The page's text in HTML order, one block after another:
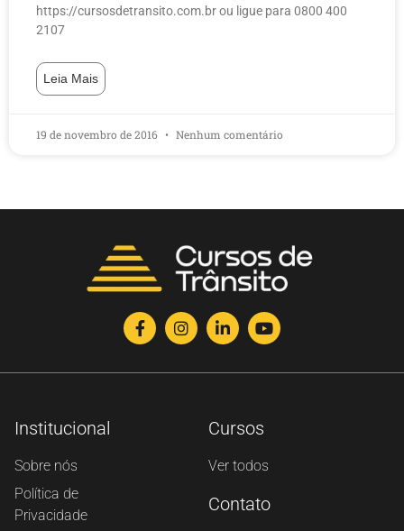
https://cursosdetransito.com.br ou ligue para 0800 400
2107
Leia Mais
19 de novembro de 2016 Nenhum comentário
Institucional
Sobre nós
Política de
Privacidade
Cursos
Ver todos
Contato